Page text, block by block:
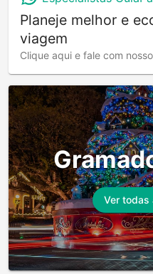
Planeje melhor e
viagem
Clique aqui e fale com
Ver todas